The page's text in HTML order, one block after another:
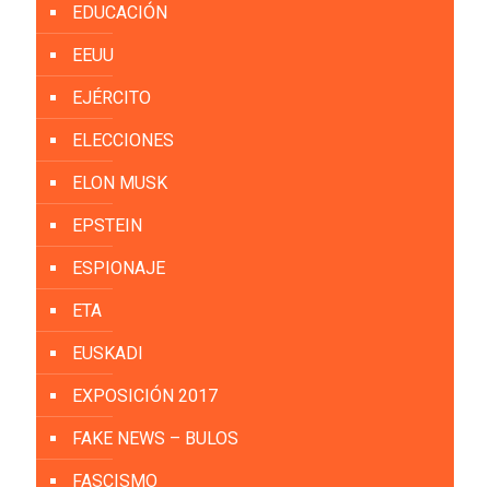
EDUCACIÓN
EEUU
EJÉRCITO
ELECCIONES
ELON MUSK
EPSTEIN
ESPIONAJE
ETA
EUSKADI
EXPOSICIÓN 2017
FAKE NEWS – BULOS
FASCISMO